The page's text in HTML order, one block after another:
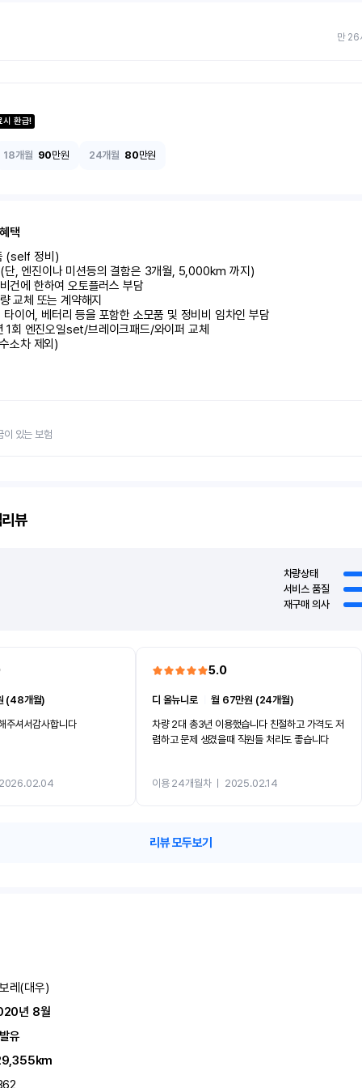
만 26
시 환급!
18개월 90만원 24개월 80만원
택
(self 정비)
, 엔진이나 미션등의 결함은 3개월, 5,000km 까지)
건에 한하여 오토플러스 부담
교체 또는 계약해지
이어, 베터리 등을 포함한 소모품 및 정비비 임차인 부담
1회 엔진오일set/브레이크패드/와이퍼 교체
소차 제외)
이 있는 보험
뷰
차량상태
서비스 품질
재구매 의사
(48개월)
주셔서감사합니다
5.0
디 올뉴니로ㅣ월 67만원 (24개월)
차량 2대 총3년 이용했습니다 친절하고 가격도 저
렴하고 문제 생겼을때 직원들 처리도 좋습니다
이용 24개월차ㅣ 2025.02.14
리뷰 모두보기
레(대우)
년 8월
유